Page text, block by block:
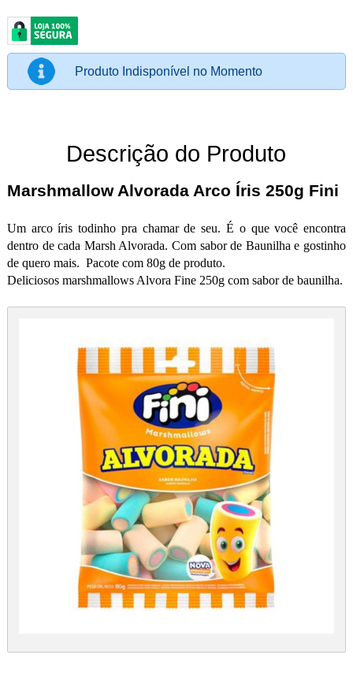
Produto Indisponível no Momento
Descrição do Produto
Marshmallow Alvorada Arco Íris 250g Fini
Um arco íris todinho pra chamar de seu. É o que você encontra
dentro de cada Marsh Alvorada. Com sabor de Baunilha e gostinho
de quero mais. Pacote com 80g de produto.
Deliciosos marshmallows Alvora Fine 250g com sabor de baunilha.